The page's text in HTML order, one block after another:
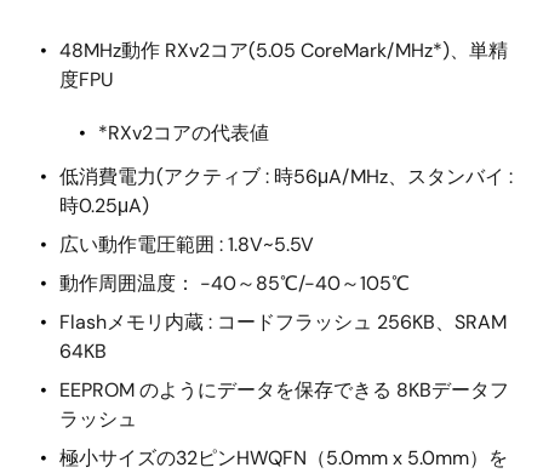
48MHz動作 RXv2コア(5.05 CoreMark/MHz*)、単精
度FPU
*RXv2コアの代表値
低消費電力(アクティブ : 時56μA/MHz、スタンバイ :
時0.25μA)
広い動作電圧範囲 : 1.8V~5.5V
動作周囲温度： -40～85℃/-40～105℃
Flashメモリ内蔵 : コードフラッシュ 256KB、SRAM
64KB
EEPROM のようにデータを保存できる 8KBデータフ
ラッシュ
極小サイズの32ピンHWQFN（5.0mm x 5.0mm）を